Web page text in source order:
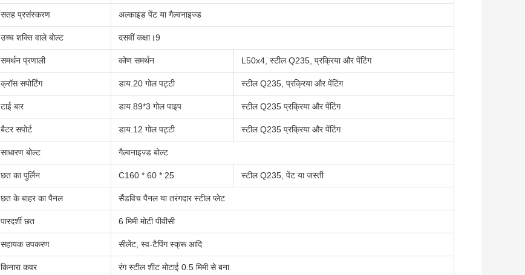
सतह प्रसंस्करण अल्काइड पेंट या गैल्वनाइज्ड
उच्च शक्ति वाले बोल्ट दसवीं कक्षा।9
समर्थन प्रणाली कोण समर्थन L50x4, स्टील Q235, प्रक्रिया और पेंटिंग
क्रॉस सपोर्टिंग डाय.20 गोल पट्टी स्टील Q235, प्रक्रिया और पेंटिंग
टाई बार डाय.89*3 गोल पाइप स्टील Q235 प्रक्रिया और पेंटिंग
बैटर सपोर्ट डाय.12 गोल पट्टी स्टील Q235 प्रक्रिया और पेंटिंग
साधारण बोल्ट गैल्वनाइज्ड बोल्ट
छत का पुर्लिन C160 * 60 * 25 स्टील Q235, पेंट या जस्ती
छत के बाहर का पैनल सैंडविच पैनल या तरंगदार स्टील प्लेट
पारदर्शी छत 6 मिमी मोटी पीवीसी
सहायक उपकरण सीलेंट, स्व-टैपिंग स्क्रू आदि
किनारा कवर रंग स्टील शीट मोटाई 0.5 मिमी से बना